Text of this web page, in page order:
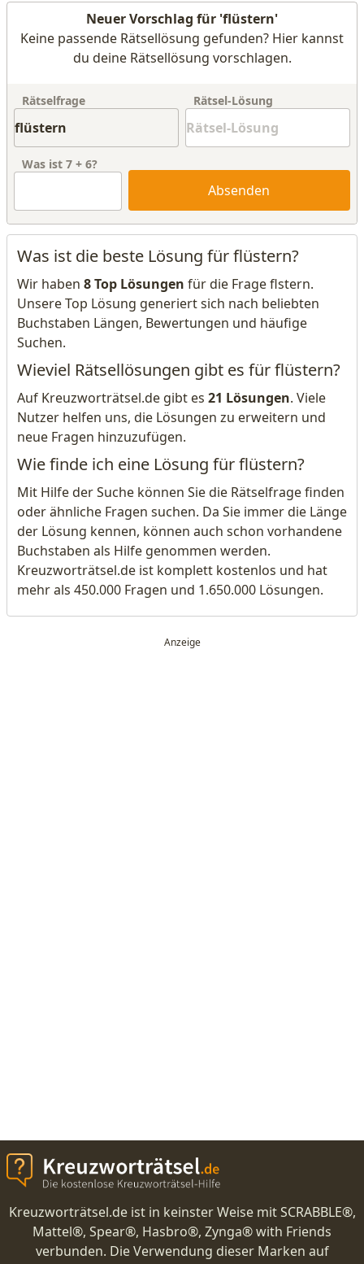
Neuer Vorschlag für 'flüstern'
Keine passende Rätsellösung gefunden? Hier kannst
du deine Rätsellösung vorschlagen.
Rätselfrage Rätsel-Lösung
Was ist 7 + 6?
Absenden
Was ist die beste Lösung für flüstern?
Wir haben 8 Top Lösungen für die Frage flstern.
Unsere Top Lösung generiert sich nach beliebten
Buchstaben Längen, Bewertungen und häufige
Suchen.
Wieviel Rätsellösungen gibt es für flüstern?
Auf Kreuzworträtsel.de gibt es 21 Lösungen. Viele
Nutzer helfen uns, die Lösungen zu erweitern und
neue Fragen hinzuzufügen.
Wie finde ich eine Lösung für flüstern?
Mit Hilfe der Suche können Sie die Rätselfrage finden
oder ähnliche Fragen suchen. Da Sie immer die Länge
der Lösung kennen, können auch schon vorhandene
Buchstaben als Hilfe genommen werden.
Kreuzworträtsel.de ist komplett kostenlos und hat
mehr als 450.000 Fragen und 1.650.000 Lösungen.
Kreuzworträtsel.de ist in keinster Weise mit SCRABBLE®,
Mattel®, Spear®, Hasbro®, Zynga® with Friends
verbunden. Die Verwendung dieser Marken auf